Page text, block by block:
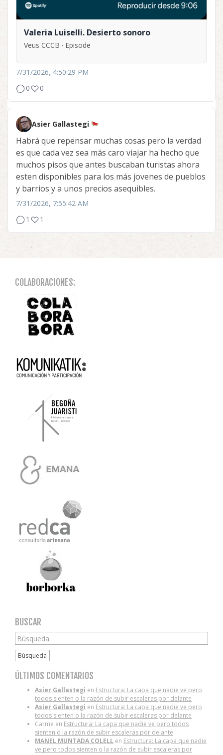
Valeria Luiselli. Desierto sonoro
Veus CCCB · Episode
7/31/2026, 4:50:29 PM
0
0
Asier Gallastegi
Habrá que repensar muchas cosas pero la verdad
es que cada vez sea más caro viajar ha hecho que
muchos pisos que antes buscaban turistas ahora
esten disponibles para los más jovenes de pueblos
y barrios y a unos precios asequibles.
7/31/2026, 7:55:42 AM
1
1
COLABORACIONES:
BUSCAR
Búsqueda
ÚLTIMOS COMENTARIOS
Asier Gallastegi en Estructura: La capa que nadie ve pero
todos sienten o la razón de subir escaleras por delante
Asier Gallastegi en Estructura: La capa que nadie ve pero
todos sienten o la razón de subir escaleras por delante
Carme en Estructura: La capa que nadie ve pero todos
sienten o la razón de subir escaleras por delante
MANEL MUNTADA COLELL en Estructura: La capa que nadie
ve pero todos sienten o la razón de subir escaleras por